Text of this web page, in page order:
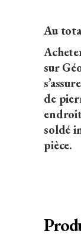
Au
sur
de
soldé
pièce.